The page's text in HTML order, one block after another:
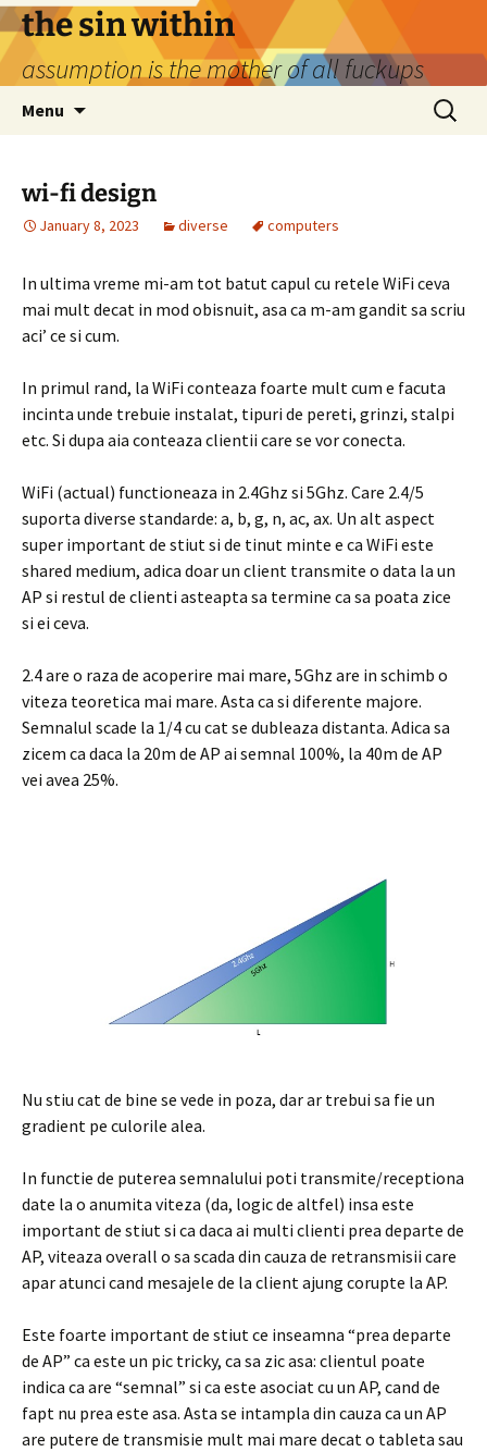
Skip
to
content
the sin within
assumption is the mother of all fuckups
Menu
Search
for:
wi-fi design
January 8, 2023 diverse computers
In ultima vreme mi-am tot batut capul cu retele WiFi ceva
mai mult decat in mod obisnuit, asa ca m-am gandit sa scriu
aci’ ce si cum.
In primul rand, la WiFi conteaza foarte mult cum e facuta
incinta unde trebuie instalat, tipuri de pereti, grinzi, stalpi
etc. Si dupa aia conteaza clientii care se vor conecta.
WiFi (actual) functioneaza in 2.4Ghz si 5Ghz. Care 2.4/5
suporta diverse standarde: a, b, g, n, ac, ax. Un alt aspect
super important de stiut si de tinut minte e ca WiFi este
shared medium, adica doar un client transmite o data la un
AP si restul de clienti asteapta sa termine ca sa poata zice
si ei ceva.
2.4 are o raza de acoperire mai mare, 5Ghz are in schimb o
viteza teoretica mai mare. Asta ca si diferente majore.
Semnalul scade la 1/4 cu cat se dubleaza distanta. Adica sa
zicem ca daca la 20m de AP ai semnal 100%, la 40m de AP
vei avea 25%.
Nu stiu cat de bine se vede in poza, dar ar trebui sa fie un
gradient pe culorile alea.
In functie de puterea semnalului poti transmite/receptiona
date la o anumita viteza (da, logic de altfel) insa este
important de stiut si ca daca ai multi clienti prea departe de
AP, viteaza overall o sa scada din cauza de retransmisii care
apar atunci cand mesajele de la client ajung corupte la AP.
Este foarte important de stiut ce inseamna “prea departe
de AP” ca este un pic tricky, ca sa zic asa: clientul poate
indica ca are “semnal” si ca este asociat cu un AP, cand de
fapt nu prea este asa. Asta se intampla din cauza ca un AP
are putere de transmisie mult mai mare decat o tableta sau